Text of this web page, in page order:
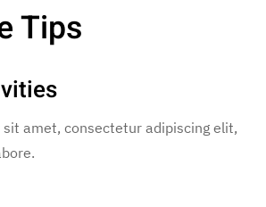
Tips
amet, consectetur adipiscing elit,